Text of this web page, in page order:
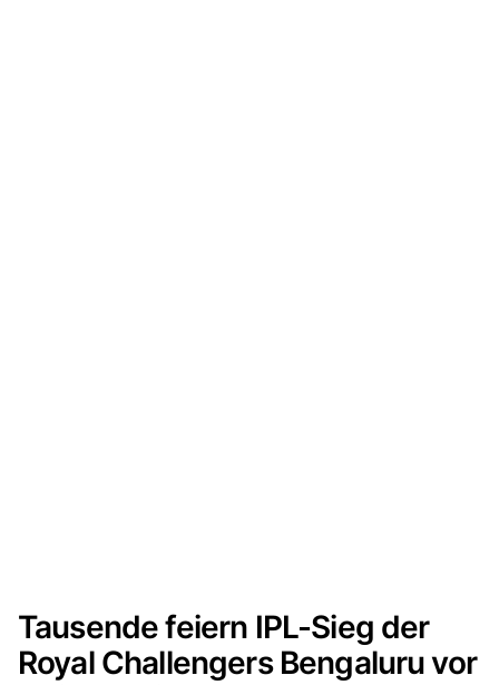
Tausende feiern IPL-Sieg der
Royal Challengers Bengaluru vor